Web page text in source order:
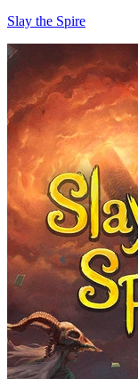
Slay the Spire